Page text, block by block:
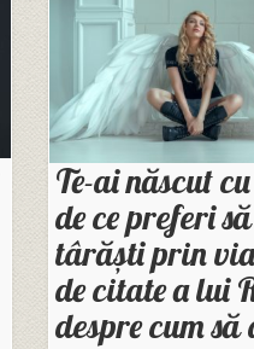
Te-ai născut
de ce preferi
târăști prin
de citate a lui
despre cum să